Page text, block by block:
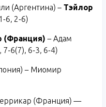
(Аргентина) – Тэйлор
6, 2-6)
(Франция) – Адам
7-6(7), 6-3, 6-4)
– Миомир
(Франция) —